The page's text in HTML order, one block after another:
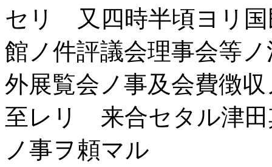
セリ 又四時半頃ヨリ
館ノ件評議会理事会等
外展覧会ノ事及会費徴
至レリ 来合セタル津田
ノ事ヲ頼マル